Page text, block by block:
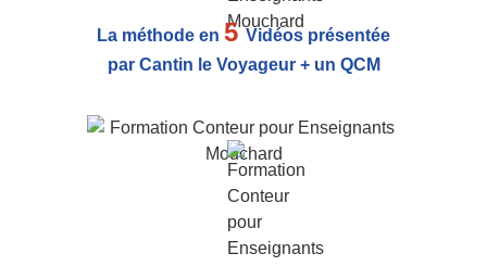
La méthode en 5Vidéos présentée
par Cantin le Voyageur + un QCM